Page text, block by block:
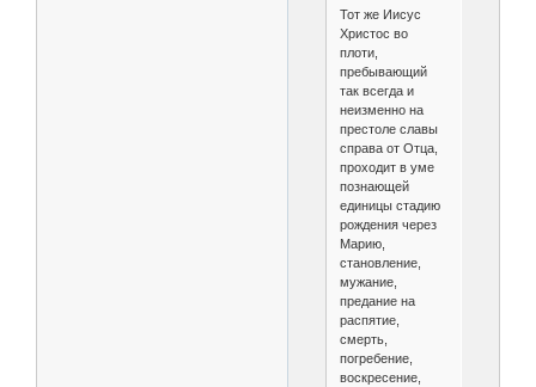
Тот же Иисус
Христос во
плоти,
пребывающий
так всегда и
неизменно на
престоле славы
справа от Отца,
проходит в уме
познающей
единицы стадию
рождения через
Марию,
становление,
мужание,
предание на
распятие,
смерть,
погребение,
воскресение,